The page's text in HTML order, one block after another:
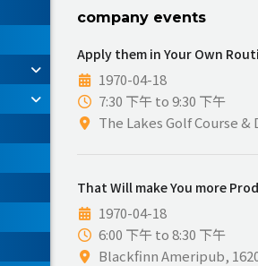
company events
Apply them in Your Own
1970-04-18
7:30 下午 to 9:30 下午
The Lakes Golf Course
That Will make You more
1970-04-18
6:00 下午 to 8:30 下午
Blackfinn Ameripub,